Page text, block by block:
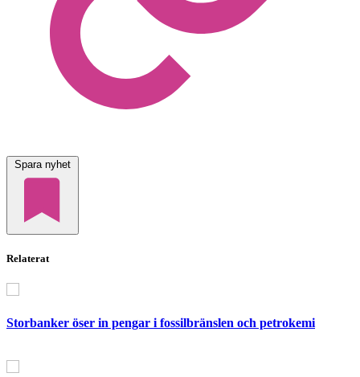
Spara nyhet
Relaterat
Storbanker öser in pengar i fossilbränslen och petrokemi